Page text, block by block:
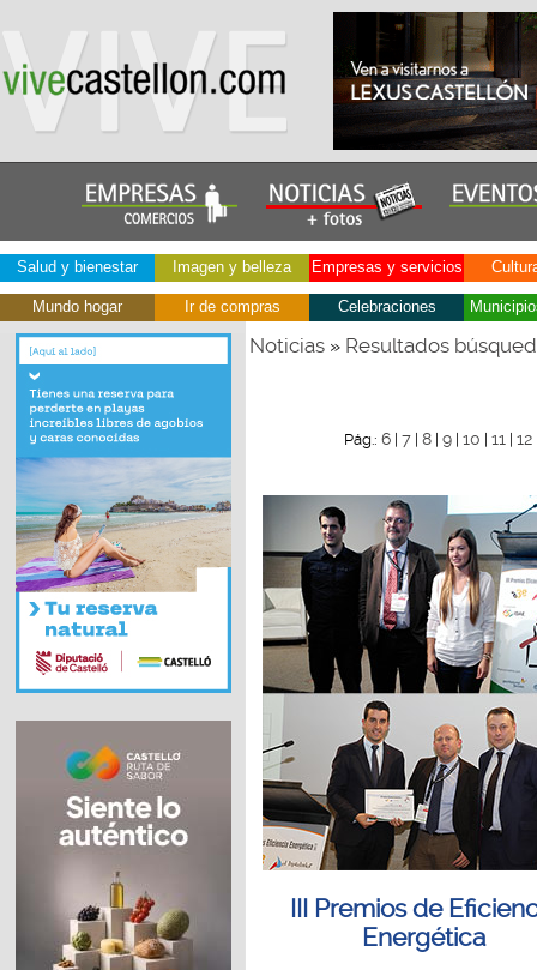
Salud y bienestar Imagen y belleza Empresas y servicios
Mundo hogar Ir de compras Celebraciones
Noticias» Resultados
Pág.: 6| 7| 8| 9| 10 11| 12
III Premios de
Energética